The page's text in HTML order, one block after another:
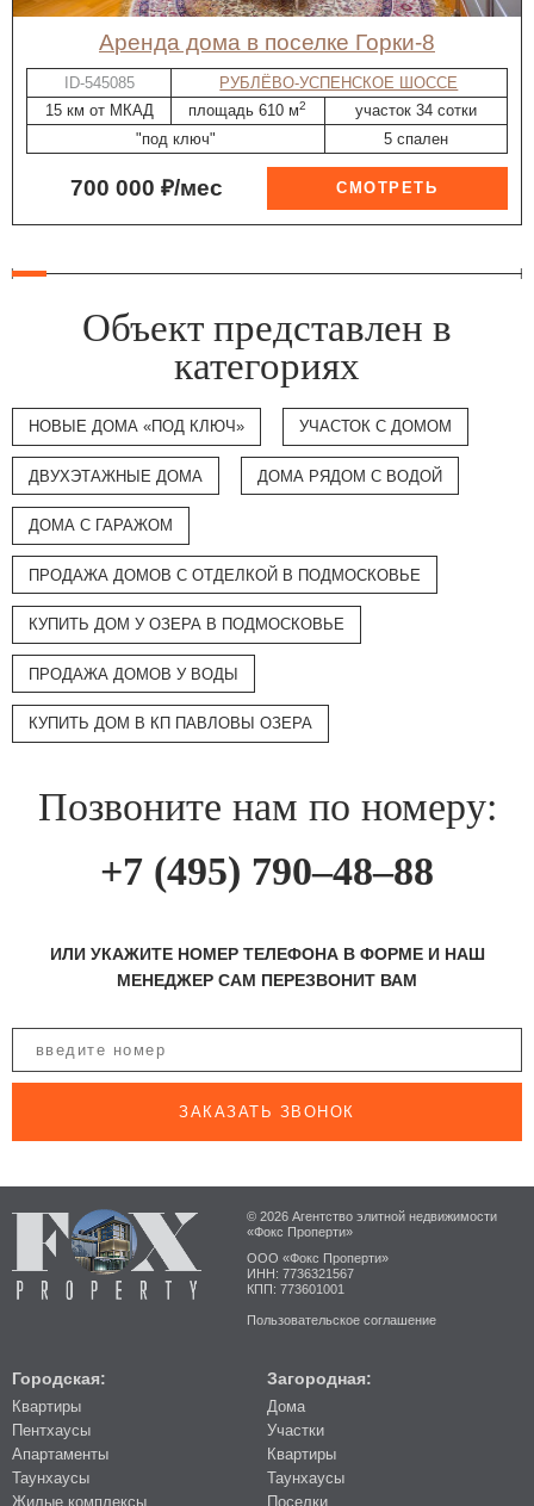
Аренда дома в поселке Горки-8
ID-545085
РУБЛЁВО-УСПЕНСКОЕ ШОССЕ
15 км от МКАД
площадь 610 м2
участок 34 сотки
"под ключ"
5 спален
700 000 ₽/мес
Объект представлен в
категориях
НОВЫЕ ДОМА «ПОД КЛЮЧ» УЧАСТОК С ДОМОМ
ДВУХЭТАЖНЫЕ ДОМА ДОМА РЯДОМ С ВОДОЙ
ДОМА С ГАРАЖОМ
ПРОДАЖА ДОМОВ С ОТДЕЛКОЙ В ПОДМОСКОВЬЕ
КУПИТЬ ДОМ У ОЗЕРА В ПОДМОСКОВЬЕ
ПРОДАЖА ДОМОВ У ВОДЫ
КУПИТЬ ДОМ В КП ПАВЛОВЫ ОЗЕРА
Позвоните нам по номеру:
+7 (495) 790–48–88
ИЛИ УКАЖИТЕ НОМЕР ТЕЛЕФОНА В ФОРМЕ И НАШ
МЕНЕДЖЕР САМ ПЕРЕЗВОНИТ ВАМ
ЗАКАЗАТЬ ЗВОНОК
© 2026 Агентство элитной недвижимости
«Фокс Проперти»
ООО «Фокс Проперти»
ИНН: 7736321567
КПП: 773601001
Пользовательское соглашение
Городская:
Квартиры
Пентхаусы
Апартаменты
Таунхаусы
Жилые комплексы
Загородная:
Дома
Участки
Квартиры
Таунхаусы
Поселки